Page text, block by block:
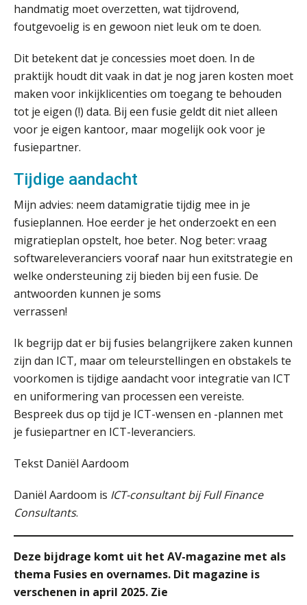
handmatig moet overzetten, wat tijdrovend,
foutgevoelig is en gewoon niet leuk om te doen.
Dit betekent dat je concessies moet doen. In de
praktijk houdt dit vaak in dat je nog jaren kosten moet
maken voor inkijklicenties om toegang te behouden
tot je eigen (!) data. Bij een fusie geldt dit niet alleen
voor je eigen kantoor, maar mogelijk ook voor je
fusiepartner.
Tijdige aandacht
Mijn advies: neem datamigratie tijdig mee in je
fusieplannen. Hoe eerder je het onderzoekt en een
migratieplan opstelt, hoe beter. Nog beter: vraag
softwareleveranciers vooraf naar hun exitstrategie en
welke ondersteuning zij bieden bij een fusie. De
antwoorden kunnen je soms
verrassen!
Ik begrijp dat er bij fusies belangrijkere zaken kunnen
zijn dan ICT, maar om teleurstellingen en obstakels te
voorkomen is tijdige aandacht voor integratie van ICT
en uniformering van processen een vereiste.
Bespreek dus op tijd je ICT-wensen en -plannen met
je fusiepartner en ICT-leveranciers.
Tekst Daniël Aardoom
Daniël Aardoom is ICT-consultant bij Full Finance
Consultants.
Deze bijdrage komt uit het AV-magazine met als
thema Fusies en overnames. Dit magazine is
verschenen in april 2025. Zie
Verstoorde arbeidsrelatie als
klant
Duizenden Nederlanders in de knel
door Amerikaanse belastingwet
de loep te nemen.
Q Home: DAC7-compliant opschalen
als verhuurplatform voor
vakantiewoningen
5 signalen dat jouw relatiebeheer
niet meer werkt (en hoe je dat oplost)
Fusies en overnames | Met
waardebepalingen bedrijfsadvies
dichter bij de ondernemer
Van Wwft naar AMLR: wat verandert
er in 2027?
Buy & build: urenregistratie als
verborgen EBITDA-hefboom
ABN Amro slokt NIBC op: wat deze